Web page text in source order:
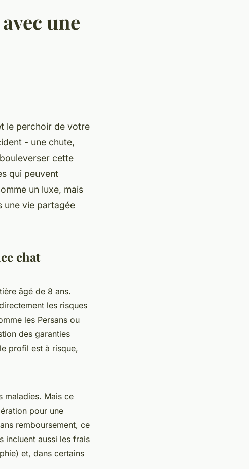
une
le perchoir de votre
- une chute,
cette
qui peuvent
un luxe, mais
une vie partagée
chat
âgé de 8 ans.
les risques
les Persans ou
des garanties
profil est à risque,
maladies. Mais ce
pour une
remboursement, ce
incluent aussi les frais
et, dans certains